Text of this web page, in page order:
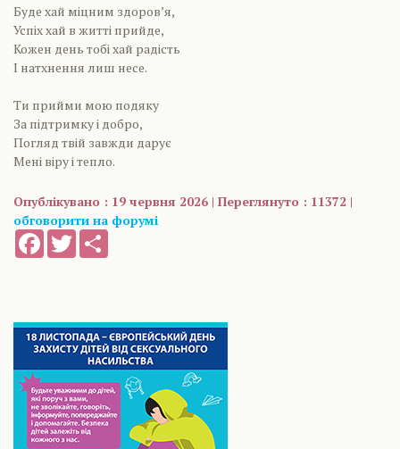
Буде хай міцним здоров’я,
Успіх хай в житті прийде,
Кожен день тобі хай радість
І натхнення лиш несе.
Ти прийми мою подяку
За підтримку і добро,
Погляд твій завжди дарує
Мені віру і тепло.
Опублікувано : 19 червня 2026 | Переглянуто : 11372 |
обговорити на форумі
FacebookTwitter